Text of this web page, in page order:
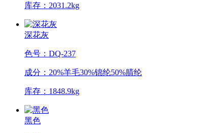
库存：2031.2kg
深花灰
色号：DQ-237
成分：20%羊毛30%锦纶50%腈纶
库存：1848.9kg
黑色